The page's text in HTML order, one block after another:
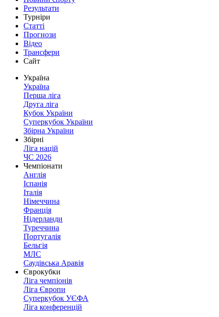
Результати
Турніри
Статті
Прогнози
Відео
Трансфери
Сайт
Україна
Україна
Перша ліга
Друга ліга
Кубок України
Суперкубок України
Збірна України
Збірні
Ліга націй
ЧС 2026
Чемпіонати
Англія
Іспанія
Італія
Німеччина
Франція
Нідерланди
Туреччина
Португалія
Бельгія
МЛС
Саудівська Аравія
Єврокубки
Ліга чемпіонів
Ліга Європи
Суперкубок УЄФА
Ліга конференцій